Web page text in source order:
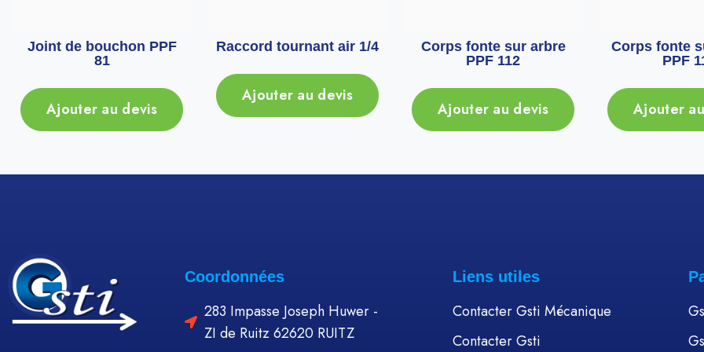
Joint de bouchon PPF
81
Ajouter au devis
Raccord tournant air 1/4
Ajouter au devis
Corps fonte sur arbre
PPF 112
Ajouter au devis
Corps fonte
PPF
Ajouter
Coordonnées
283 Impasse Joseph Huwer -
ZI de Ruitz 62620 RUITZ
Liens utiles
Contacter Gsti Mécanique
Contacter Gsti